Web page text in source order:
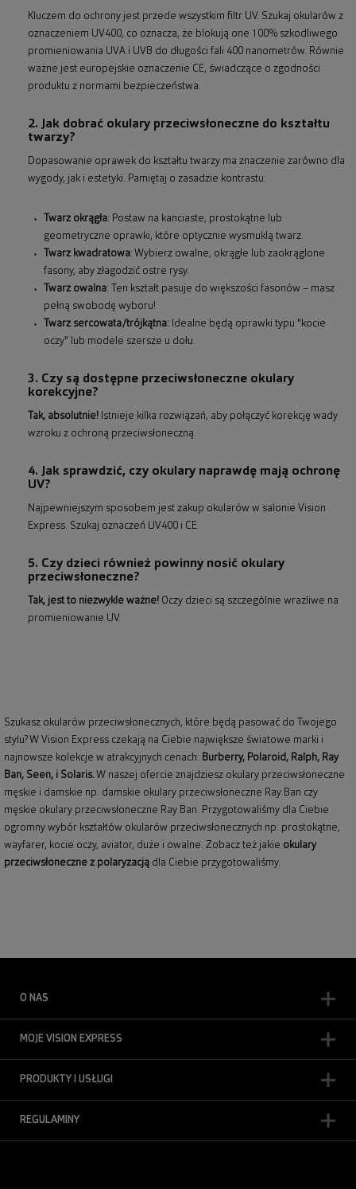
Kluczem do ochrony jest przede wszystkim filtr UV. Szukaj okularów z
oznaczeniem UV400, co oznacza, że blokują one 100% szkodliwego
promieniowania UVA i UVB do długości fali 400 nanometrów. Równie
ważne jest europejskie oznaczenie CE, świadczące o zgodności
produktu z normami bezpieczeństwa.
2. Jak dobrać okulary przeciwsłoneczne do kształtu
twarzy?
Dopasowanie oprawek do kształtu twarzy ma znaczenie zarówno dla
wygody, jak i estetyki. Pamiętaj o zasadzie kontrastu:
Twarz okrągła: Postaw na kanciaste, prostokątne lub
geometryczne oprawki, które optycznie wysmuklą twarz.
Twarz kwadratowa: Wybierz owalne, okrągłe lub zaokrąglone
fasony, aby złagodzić ostre rysy.
Twarz owalna: Ten kształt pasuje do większości fasonów – masz
pełną swobodę wyboru!
Twarz sercowata/trójkątna: Idealne będą oprawki typu "kocie
oczy" lub modele szersze u dołu.
3. Czy są dostępne przeciwsłoneczne okulary
korekcyjne?
Tak, absolutnie! Istnieje kilka rozwiązań, aby połączyć korekcję wady
wzroku z ochroną przeciwsłoneczną.
4. Jak sprawdzić, czy okulary naprawdę mają ochronę
UV?
Najpewniejszym sposobem jest zakup okularów w salonie Vision
Express. Szukaj oznaczeń UV400 i CE.
5. Czy dzieci również powinny nosić okulary
przeciwsłoneczne?
Tak, jest to niezwykle ważne! Oczy dzieci są szczególnie wrażliwe na
promieniowanie UV.
Szukasz okularów przeciwsłonecznych, które będą pasować do Twojego
stylu? W Vision Express czekają na Ciebie największe światowe marki i
najnowsze kolekcje w atrakcyjnych cenach: Burberry, Polaroid , Ralph, Ray
Ban, Seen, i Solaris.W naszej ofercie znajdziesz okulary przeciwsłoneczne
męskie i damskie np. damskie okulary przeciwsłoneczne Ray Ban czy
męskie okulary przeciwsłoneczne Ray Ban. Przygotowaliśmy dla Ciebie
ogromny wybór kształtów okularów przeciwsłonecznych np: prostokątne,
wayfarer, kocie oczy, aviator, duże i owalne. Zobacz też jakie okulary
przeciwsłoneczne z polaryzacją dla Ciebie przygotowaliśmy.
O NAS
MOJE VISION EXPRESS
PRODUKTY I USŁUGI
REGULAMINY